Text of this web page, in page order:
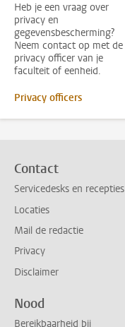
Heb je een vraag over
privacy en
gegevensbescherming?
Neem contact op met de
privacy officer van je
faculteit of eenheid.
Privacy officers
Contact
Servicedesks en recepties
Locaties
Mail de redactie
Privacy
Disclaimer
Nood
Bereikbaarheid bij